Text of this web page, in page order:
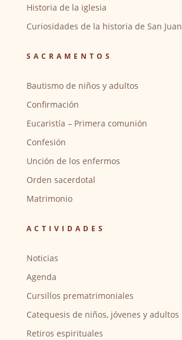
Historia de la iglesia
Curiosidades de la historia de San Juan
SACRAMENTOS
Bautismo de niños y adultos
Confirmación
Eucaristía – Primera comunión
Confesión
Unción de los enfermos
Orden sacerdotal
Matrimonio
ACTIVIDADES
Noticias
Agenda
Cursillos prematrimoniales
Catequesis de niños, jóvenes y adultos
Retiros espirituales